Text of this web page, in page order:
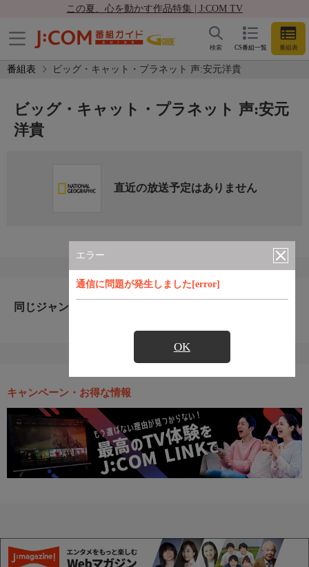
この夏、心を動かす作品特集 | J:COM TV
CS番組一覧 番組表
検索
番組表 ビッグ・キャット・プラネット 声:安元洋貴
エラー
通信に問題が発生しました[error]
OK
ビッグ・キャット・プラネット 声:安元
洋貴
直近の放送予定はありません
同じジャンルのおすすめ番組
キャンペーン・お得な情報